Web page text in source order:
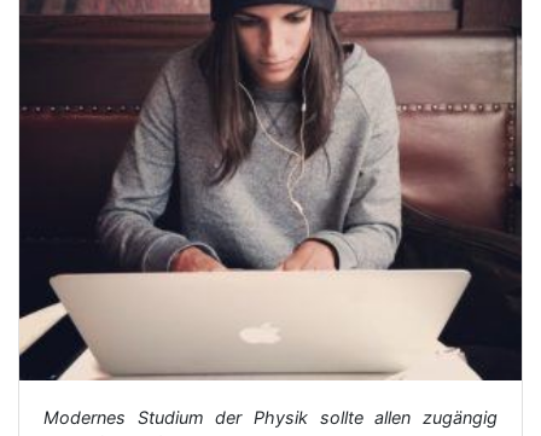
Modernes Studium der Physik sollte allen zugängig